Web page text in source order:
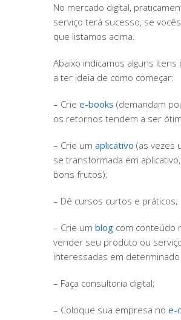
No mercado digital,
serviço terá sucesso, se
que listamos acima.
Abaixo indicamos alguns
a ter ideia de como começar:
– Crie e-books (demandam
os retornos tendem a ser
– Crie um aplicativo (as vezes
se transformada em
bons frutos);
– Dê cursos curtos e práticos;
– Crie um blogcom conteúdo
vender seu produto ou
interessadas em
– Faça consultoria digital;
– Coloque sua empresa no e-